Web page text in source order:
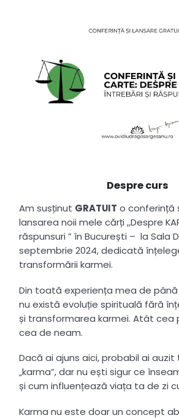
Despre curs
Am susținut GRATUIT o
lansarea noii mele cărți ,,Despre
răspunsuri ” în București – la Sala
septembrie 2024, dedicată
transformării karmei.
Din toată experiența mea de până
nu există evoluție spirituală fără
și transformarea karmei. Atât cea
cea de neam.
Dacă ai ajuns aici, probabil ai
„karma”, dar nu ești sigur ce
și cum influențează viața ta de zi
Karma nu este doar un concept